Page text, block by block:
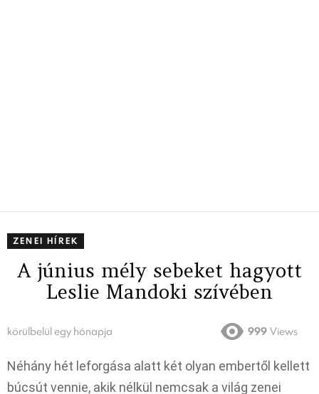
ZENEI HÍREK
A június mély sebeket hagyott
Leslie Mandoki szívében
körülbelül egy hónapja 999 Views
Néhány hét leforgása alatt két olyan embertől kellett
búcsút vennie, akik nélkül nemcsak a világ zenei